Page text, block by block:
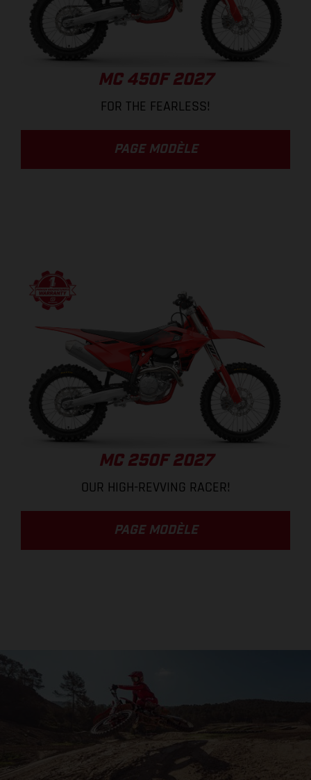
MC 450F 2027
FOR THE FEARLESS!
PAGE MODÈLE
MC 250F 2027
OUR HIGH-REVVING RACER!
PAGE MODÈLE